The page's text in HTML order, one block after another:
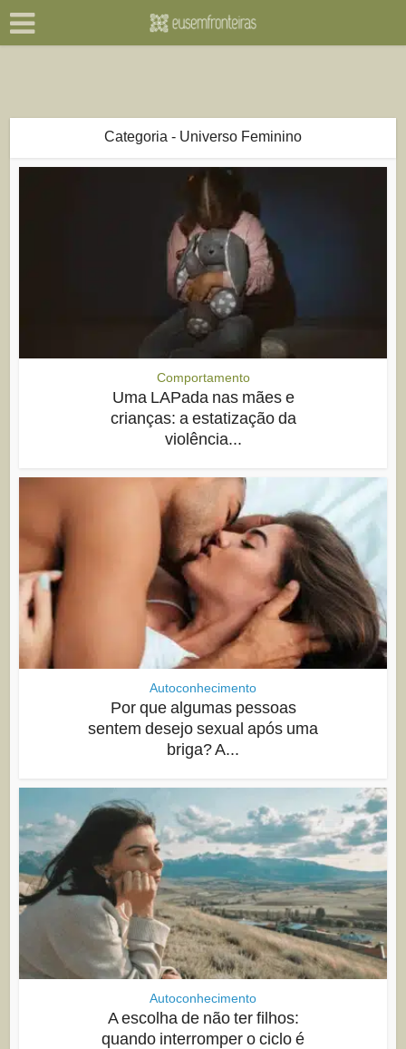
Categoria - Universo Feminino
Comportamento
Uma LAPada nas mães e
crianças: a estatização da
violência...
Autoconhecimento
Por que algumas pessoas
sentem desejo sexual após uma
briga? A...
Autoconhecimento
A escolha de não ter filhos:
quando interromper o ciclo é